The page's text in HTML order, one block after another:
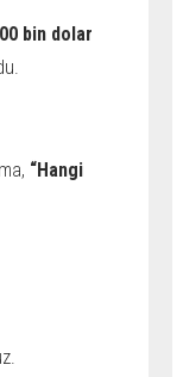
bin dolar
“Hangi